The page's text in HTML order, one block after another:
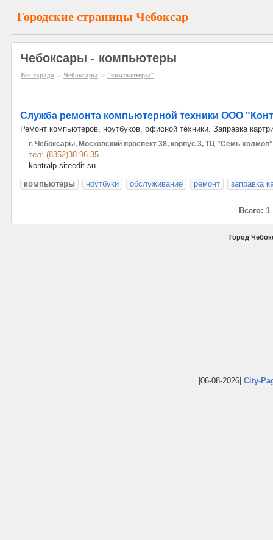
Городские страницы Чебоксар
Чебоксары - компьютеры
Все города » Чебоксары » "компьютеры"
Служба ремонта компьютерной техники ООО
Ремонт компьютеров, ноутбуков, офисной техники. Заправка
г. Чебоксары, Московский проспект 38, корпус 3, ТЦ "Семь холмов"
тел: (8352)38-96-35
kontralp.siteedit.su
компьютеры
ноутбуки обслуживание ремонт заправка
Всего: 1
Город
|06-08-2026| City-